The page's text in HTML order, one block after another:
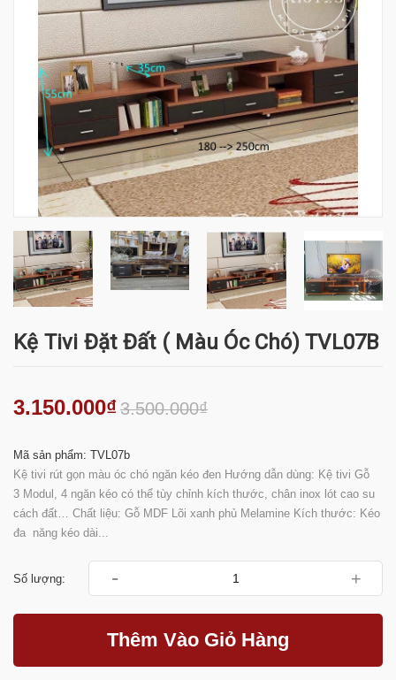
Kệ Tivi Đặt Đất ( Màu Óc Chó) TVL07B
3.150.000₫3.500.000₫
Mã sản phẩm: TVL07b
Kệ tivi rút gọn màu óc chó ngăn kéo đen Hướng dẫn dùng: Kệ tivi Gỗ
3 Modul, 4 ngăn kéo có thể tùy chỉnh kích thước, chân inox lót cao su
cách đất… Chất liệu: Gỗ MDF Lõi xanh phủ Melamine Kích thước: Kéo
đa năng kéo dài...
Số lượng: - +
Thêm Vào Giỏ Hàng